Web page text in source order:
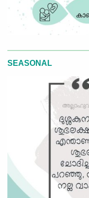
SEASONAL